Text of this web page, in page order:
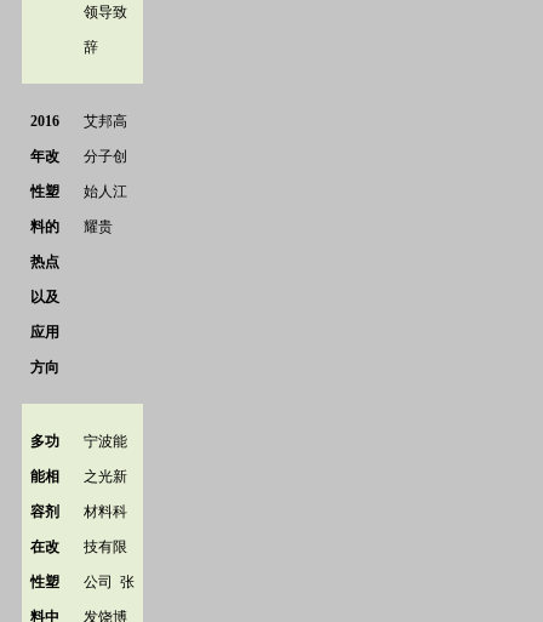
领导致
辞
2016
年改
性塑
料的
热点
以及
应用
方向
艾邦高
分子创
始人江
耀贵
多功
能相
容剂
在改
性塑
料中
宁波能
之光新
材料科
技有限
公司 张
发饶博